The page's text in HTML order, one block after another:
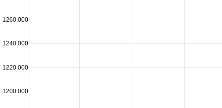
1200.000
1220.000
1240.000
1260.000